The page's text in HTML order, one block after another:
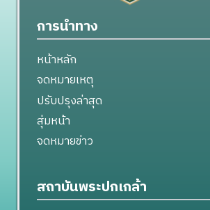
การนำทาง
หน้าหลัก
จดหมายเหตุ
ปรับปรุงล่าสุด
สุ่มหน้า
จดหมายข่าว
สถาบันพระปกเกล้า